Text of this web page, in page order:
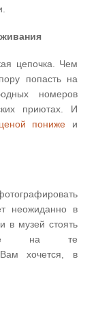
цепочка. Чем
попасть на
номеров
приютах. И
пониже и
неожиданно в
в музей стоять
на те
Вам хочется, в